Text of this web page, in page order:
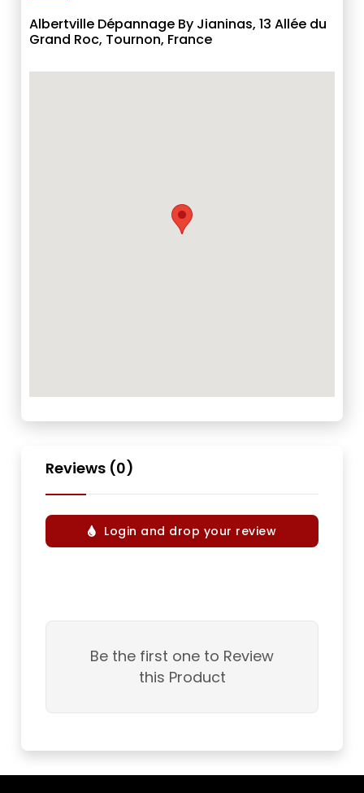
Albertville Dépannage By Jianinas, 13 Allée du
Grand Roc, Tournon, France
Reviews (0)
Login and drop your review
Be the first one to Review
this Product